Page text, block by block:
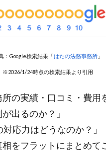
：Google検索結果「はたの法務事務所」
※2026/1/24時点の検索結果より引用
の実績・口コミ・費用
出るのか？」
応力はどうなのか？」
をフラットにまとめて